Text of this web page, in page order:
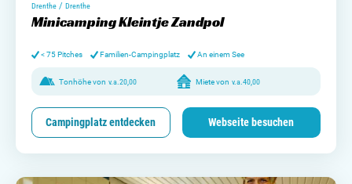
Drenthe / Drenthe
Minicamping Kleintje Zandpol
< 75 Pitches Familien-Campingplatz An einem See
Tonhöhe von v.a. 20,00 Miete von v.a. 40,00
Campingplatz entdecken Webseite besuchen